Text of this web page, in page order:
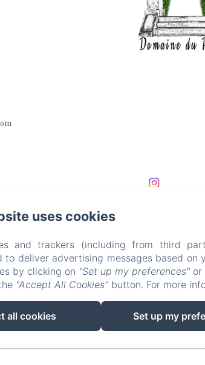
EN FR
uses cookies
and trackers (including from third
to deliver advertising messages based
by clicking on "Set up my preferences" or
"Accept All Cookies" button. For more
all cookies Set up my